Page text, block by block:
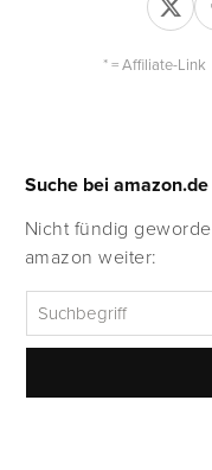
* =Affiliate-Link
Suche bei amazon.de
Nicht fündig
amazon weiter: